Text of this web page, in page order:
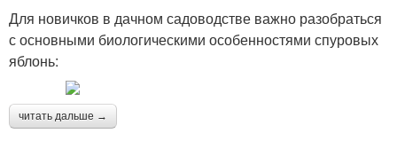
Для новичков в дачном садоводстве важно разобраться
с основными биологическими особенностями спуровых
яблонь:
читать дальше →